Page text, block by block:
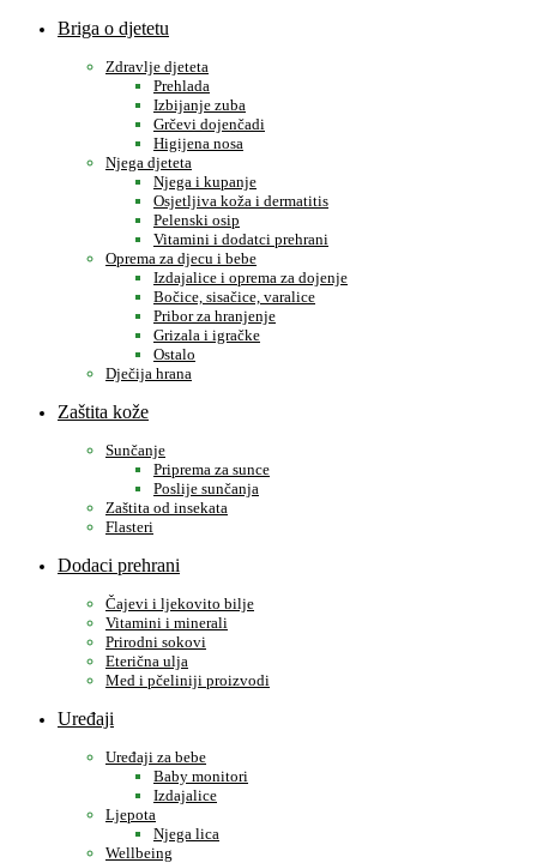
Briga o djetetu
Zdravlje djeteta
Prehlada
Izbijanje zuba
Grčevi dojenčadi
Higijena nosa
Njega djeteta
Njega i kupanje
Osjetljiva koža i dermatitis
Pelenski osip
Vitamini i dodatci prehrani
Oprema za djecu i bebe
Izdajalice i oprema za dojenje
Bočice, sisačice, varalice
Pribor za hranjenje
Grizala i igračke
Ostalo
Dječija hrana
Zaštita kože
Sunčanje
Priprema za sunce
Poslije sunčanja
Zaštita od insekata
Flasteri
Dodaci prehrani
Čajevi i ljekovito bilje
Vitamini i minerali
Prirodni sokovi
Eterična ulja
Med i pčeliniji proizvodi
Uređaji
Uređaji za bebe
Baby monitori
Izdajalice
Ljepota
Njega lica
Wellbeing